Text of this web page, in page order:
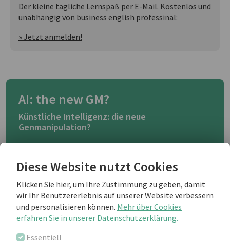
Diese Website nutzt Cookies
Klicken Sie hier, um Ihre Zustimmung zu geben, damit
wir Ihr Benutzererlebnis auf unserer Website verbessern
und personalisieren können. Mehr über Cookies
erfahren Sie in unserer Datenschutzerklärung.
Essentiell
Der kleine tägliche Lernspaß per E-Mail. Kostenlos und
unabhängig von business english professinal:
» Jetzt anmelden!
AI: the new GM?
Künstliche Intelligenz: die neue
Genmanipulation?
Thinkstock
Is Artificial Intelligence the way
forward or might consumers fear and
avoid it the same way they have
genetically modified foods? There are
pros and cons: will it be our servant or
our master?